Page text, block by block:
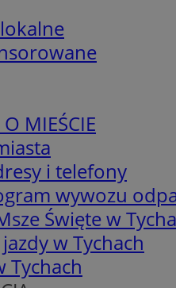
MIEŚCIE
i telefony
wywozu
Święte w
jazdy w Tychach
Tychach